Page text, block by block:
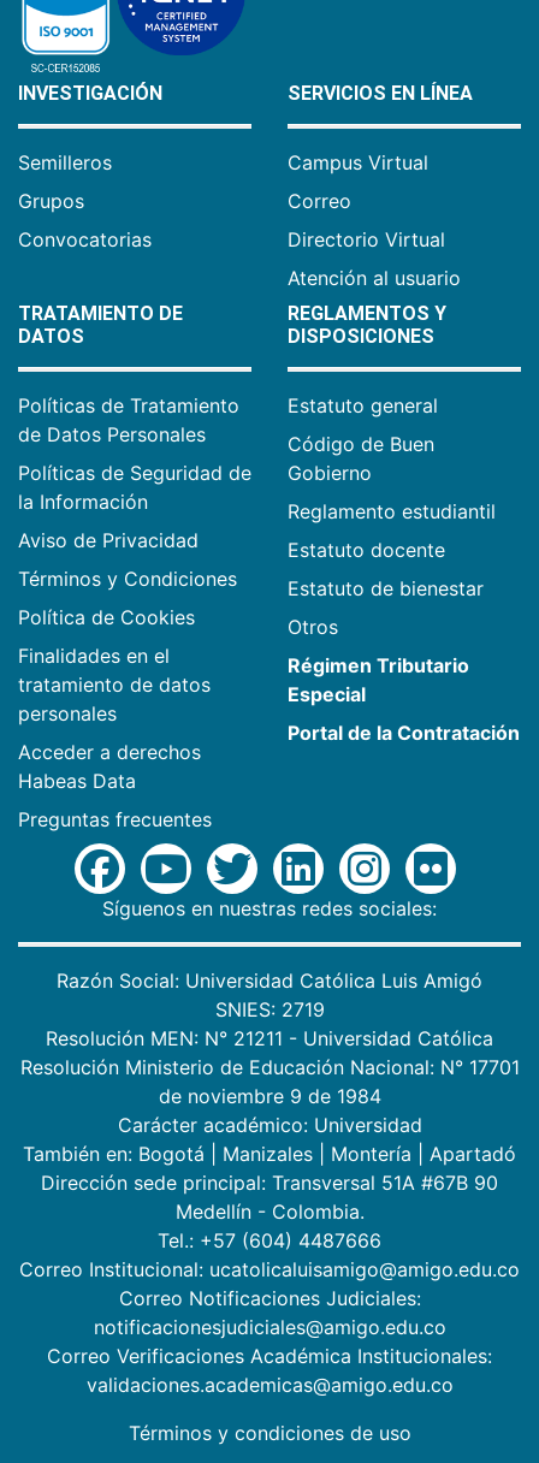
INVESTIGACIÓN
Semilleros
Grupos
Convocatorias
SERVICIOS EN LÍNEA
Campus Virtual
Correo
Directorio Virtual
Atención al usuario
TRATAMIENTO DE
DATOS
Políticas de Tratamiento
de Datos Personales
Políticas de Seguridad de
la Información
Aviso de Privacidad
Términos y Condiciones
Política de Cookies
Finalidades en el
tratamiento de datos
personales
Acceder a derechos
Habeas Data
Preguntas frecuentes
REGLAMENTOS Y
DISPOSICIONES
Estatuto general
Código de Buen
Gobierno
Reglamento estudiantil
Estatuto docente
Estatuto de bienestar
Otros
Régimen Tributario
Especial
Portal de la Contratación
Síguenos en nuestras redes sociales:
Razón Social: Universidad Católica Luis Amigó
SNIES: 2719
Resolución MEN: N° 21211 - Universidad Católica
Resolución Ministerio de Educación Nacional: N° 17701
de noviembre 9 de 1984
Carácter académico: Universidad
También en: Bogotá Manizales Montería
Apartadó
Dirección sede principal: Transversal 51A #67B 90
Medellín - Colombia.
Tel.: +57 (604) 4487666
Correo Institucional: ucatolicaluisamigo@amigo.edu.co
Correo Notificaciones Judiciales:
notificacionesjudiciales@amigo.edu.co
Correo Verificaciones Académica Institucionales:
validaciones.academicas@amigo.edu.co
Términos y condiciones de uso